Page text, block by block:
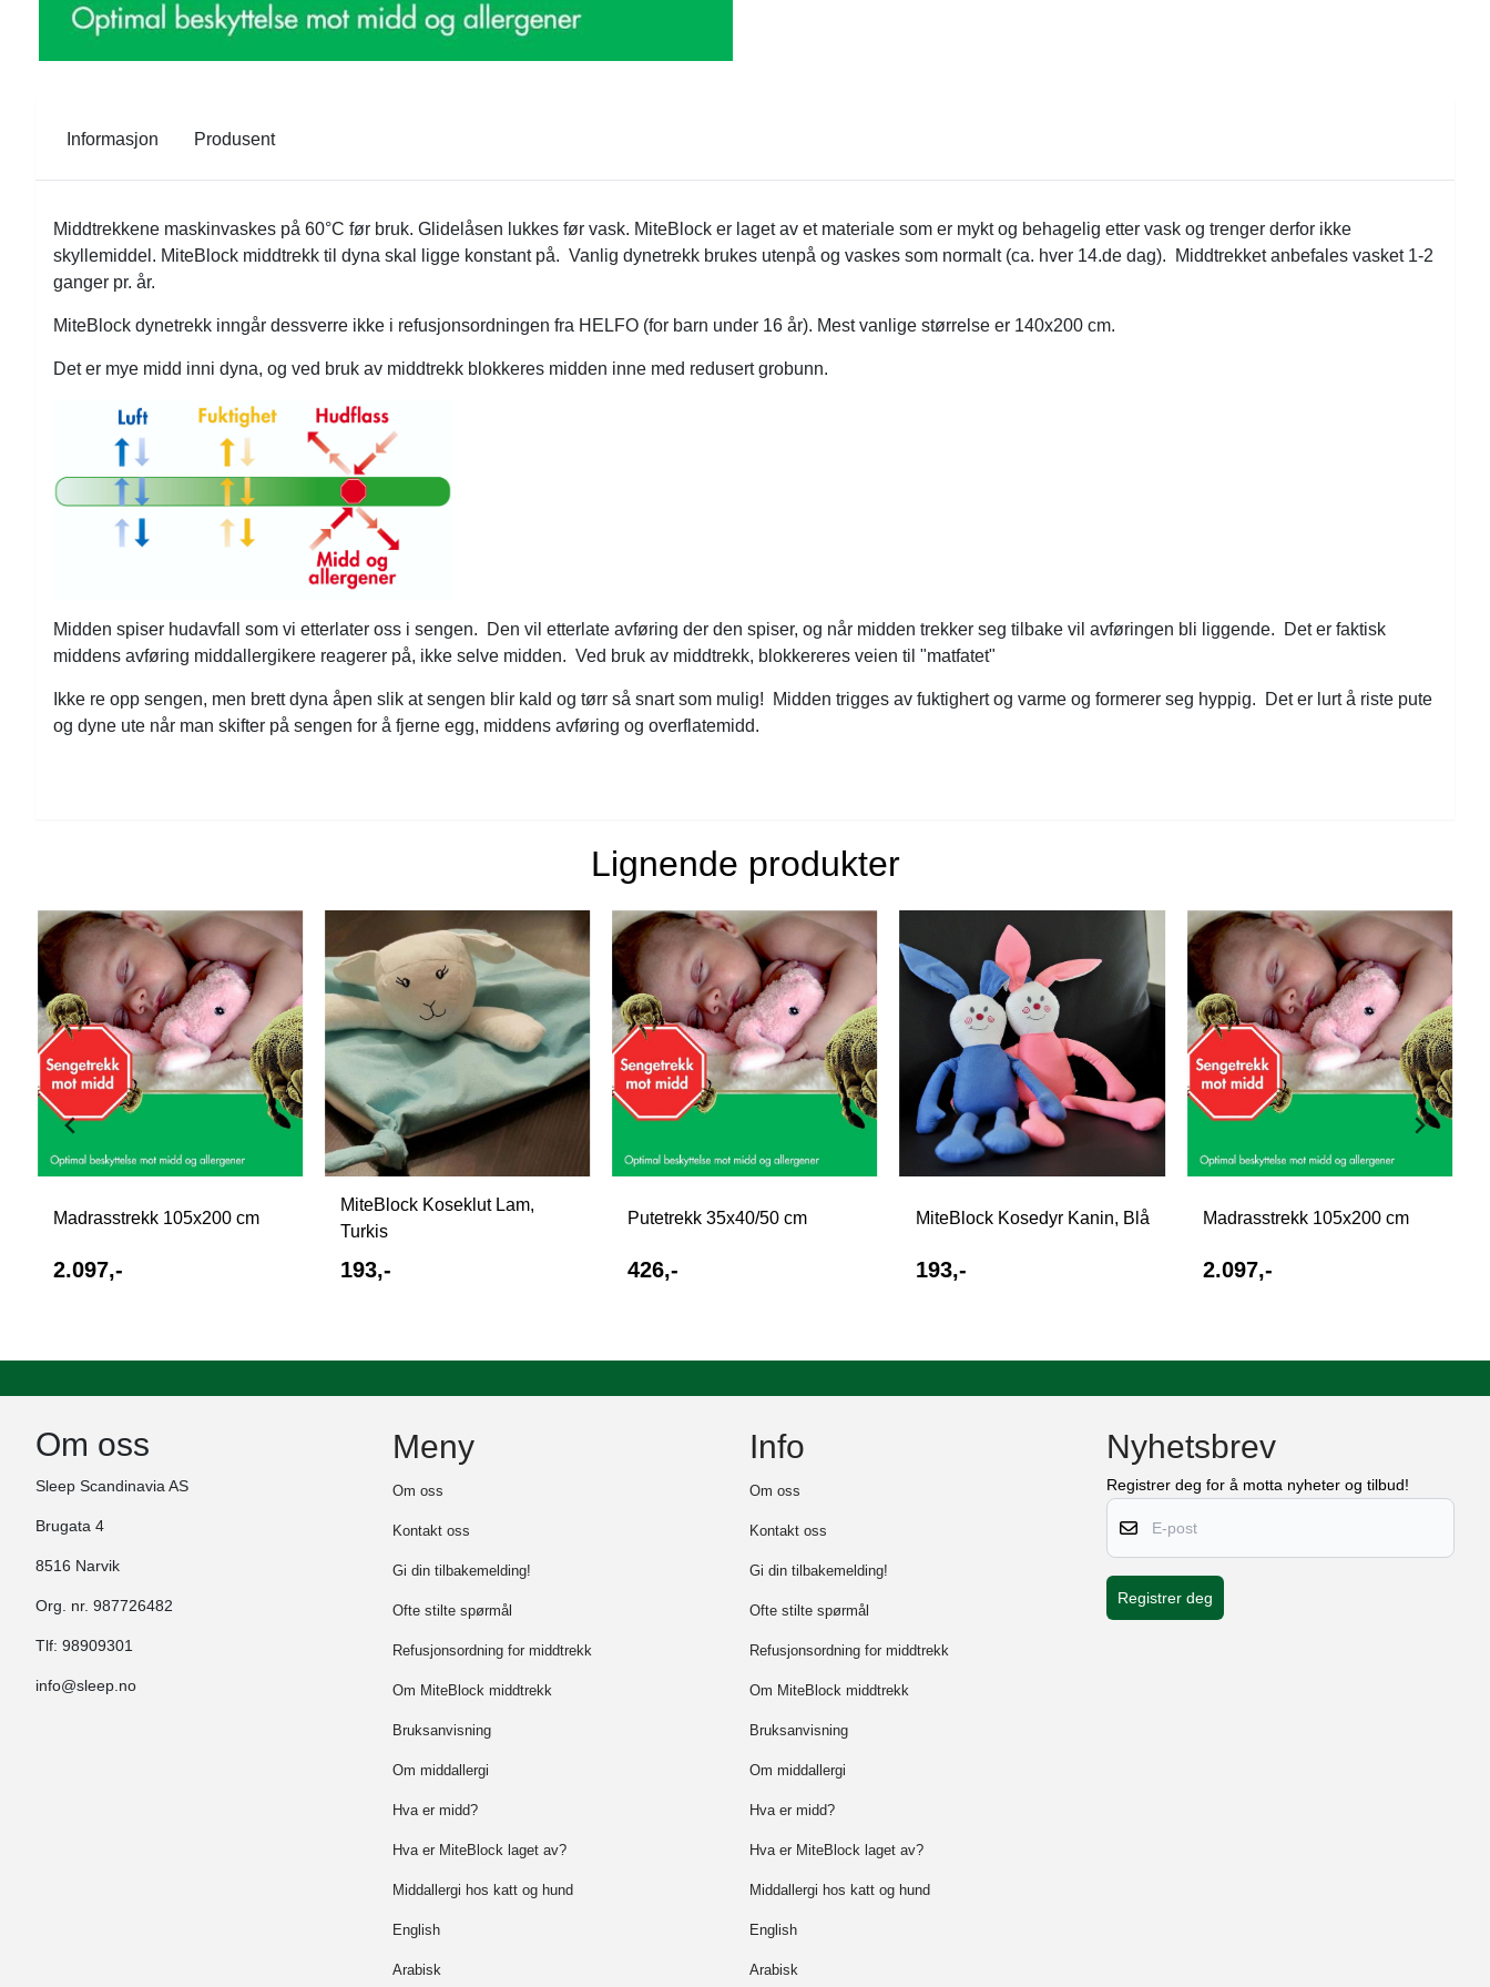
Informasjon Produsent
Middtrekkene maskinvaskes på 60°C før bruk. Glidelåsen lukkes før vask. MiteBlock er laget av et materiale som er mykt og behagelig etter vask og trenger derfor ikke
skyllemiddel. MiteBlock middtrekk til dyna skal ligge konstant på. Vanlig dynetrekk brukes utenpå og vaskes som normalt (ca. hver 14.de dag). Middtrekket anbefales vasket 1-2
ganger pr. år.
MiteBlock dynetrekk inngår dessverre ikke i refusjonsordningen fra HELFO (for barn under 16 år). Mest vanlige størrelse er 140x200 cm.
Det er mye midd inni dyna, og ved bruk av middtrekk blokkeres midden inne med redusert grobunn.
Midden spiser hudavfall som vi etterlater oss i sengen. Den vil etterlate avføring der den spiser, og når midden trekker seg tilbake vil avføringen bli liggende. Det er faktisk
middens avføring middallergikere reagerer på, ikke selve midden. Ved bruk av middtrekk, blokkereres veien til "matfatet"
Ikke re opp sengen, men brett dyna åpen slik at sengen blir kald og tørr så snart som mulig! Midden trigges av fuktighert og varme og formerer seg hyppig. Det er lurt å riste pute
og dyne ute når man skifter på sengen for å fjerne egg, middens avføring og overflatemidd.
Lignende produkter
Madrasstrekk 105x200 cm
2.097,-
MiteBlock Koseklut Lam,
Turkis
193,-
På lager
Putetrekk 35x40/50 cm
426,-
MiteBlock Kosedyr Kanin, Blå
193,-
Madrasstrekk 105x200 cm
2.097,-
Om oss
Sleep Scandinavia AS
Brugata 4
8516 Narvik
Org. nr. 987726482
Tlf: 98909301
info@sleep.no
Meny
Om oss
Kontakt oss
Gi din tilbakemelding!
Ofte stilte spørmål
Refusjonsordning for middtrekk
Om MiteBlock middtrekk
Bruksanvisning
Om middallergi
Hva er midd?
Hva er MiteBlock laget av?
Middallergi hos katt og hund
English
Arabisk
Info
Om oss
Kontakt oss
Gi din tilbakemelding!
Ofte stilte spørmål
Refusjonsordning for middtrekk
Om MiteBlock middtrekk
Bruksanvisning
Om middallergi
Hva er midd?
Hva er MiteBlock laget av?
Middallergi hos katt og hund
English
Arabisk
Nyhetsbrev
Registrer deg for å motta nyheter og tilbud!
E-post
Registrer deg